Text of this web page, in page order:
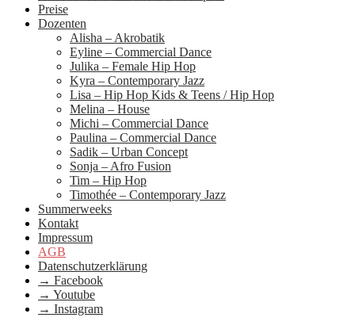
Preise
Dozenten
Alisha – Akrobatik
Eyline – Commercial Dance
Julika – Female Hip Hop
Kyra – Contemporary Jazz
Lisa – Hip Hop Kids & Teens / Hip Hop
Melina – House
Michi – Commercial Dance
Paulina – Commercial Dance
Sadik – Urban Concept
Sonja – Afro Fusion
Tim – Hip Hop
Timothée – Contemporary Jazz
Summerweeks
Kontakt
Impressum
AGB
Datenschutzerklärung
→ Facebook
→ Youtube
→ Instagram